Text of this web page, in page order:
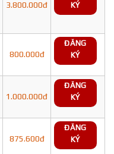
3.800.000đ KÝ
800.000đ
ĐĂNG
KÝ
1.000.000đ
ĐĂNG
KÝ
875.600đ
ĐĂNG
KÝ